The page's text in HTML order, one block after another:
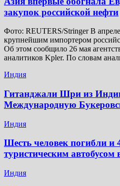
закупок российской нефти
Фото: REUTERS/Stringer В
крупнейшим импортером
Об этом сообщило 26 мая
аналитиков Kpler. По словам
Индия
Гитанджали Шри из
Международную
Индия
Шесть человек погибли и
туристическим
Индия